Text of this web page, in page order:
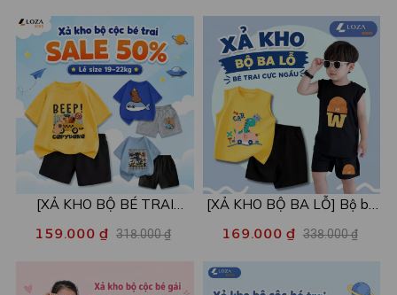
- Loza Kids XPL001
[XẢ KHO BỘ BÉ TRAI
nhiều mẫu - Quần áo bé trai
XB003
159.000 ₫ 318.000 ₫
[XẢ KHO BỘ BA LỖ] Bộ ba
size từ 15-40kg - Quần áo
bé trai - Loza Kids XABL01
169.000 ₫ 338.000 ₫